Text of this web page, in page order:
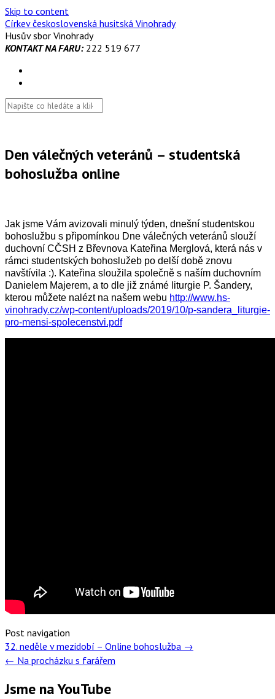
Skip to content
Církev československá husitská Vinohrady
Husův sbor Vinohrady
KONTAKT NA FARU:222 519 677
Den válečných veteránů – studentská
bohoslužba online
Jak jsme Vám avizovali minulý týden, dnešní studentskou
bohoslužbu s připomínkou Dne válečných veteránů slouží
duchovní CČSH z Břevnova Kateřina Merglová, která nás v
rámci studentských bohoslužeb po delší době znovu
navštívila :). Kateřina sloužila společně s naším duchovním
Danielem Majerem, a to dle již známé liturgie P. Šandery,
kterou můžete nalézt na našem webu http://www.hs-
vinohrady.cz/wp-content/uploads/2019/10/p-sandera_liturgie-
pro-mensi-spolecenstvi.pdf
Post navigation
32. neděle v mezidobí – Online bohoslužba →
← Na procházku s farářem
Jsme na YouTube